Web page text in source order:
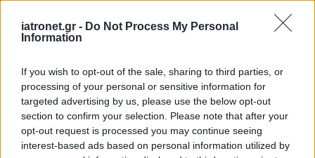
iatronet.gr - Do Not Process My Personal
Information
If you wish to opt-out of the sale, sharing to third parties, or
processing of your personal or sensitive information for
targeted advertising by us, please use the below opt-out
section to confirm your selection. Please note that after your
opt-out request is processed you may continue seeing
interest-based ads based on personal information utilized by
ΔΙΑΒΑΣΤΕ ΑΚΟΜΑ
Oι κλινικές δοκιμές στην
καρδιά της
ανταγωνιστικότητας της
ΕΕ